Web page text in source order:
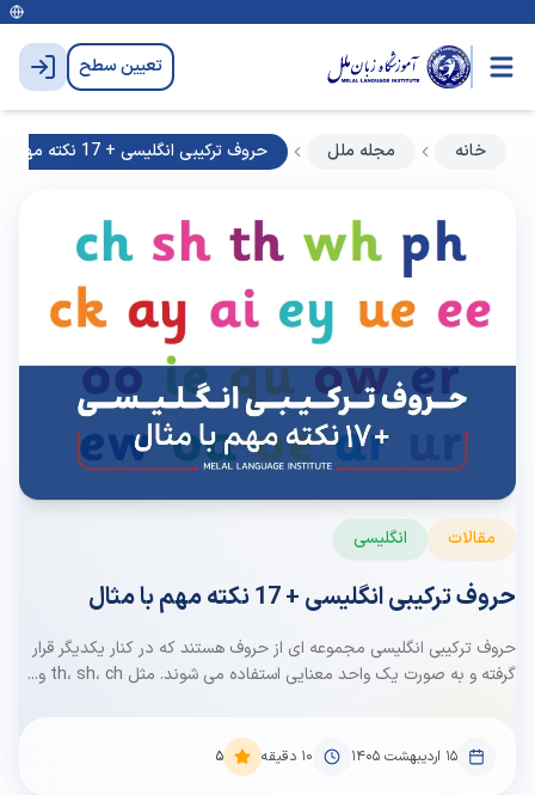
تعیین سطح
خانه مجله ملل حروف ترکیبی انگلیسی + 17 نکته مهم با مثال
مقالات انگلیسی
حروف ترکیبی انگلیسی + 17 نکته مهم با مثال
حروف ترکیبی انگلیسی مجموعه ای از حروف هستند که در کنار یکدیگر قرار
گرفته و به صورت یک واحد معنایی استفاده می شوند. مثل th، sh، ch و...
۱۵ اردیبهشت ۱۴۰۵ 10 دقیقه 5